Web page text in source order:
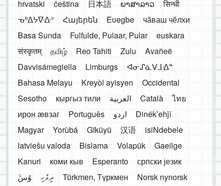
hrvatski
čeština 日本語 ພາສາລາວ
सिन्धी
ᓀᐦᐃᔭᐍᐏᐣ
Հայերեն Eʋegbe
чӑваш чӗлхи
Basa Sunda
Fulfulde, Pulaar, Pular
euskara
संस्कृतम्
தமிழ் Reo Tahiti Zulu
Avañeẽ
Davvisámegiella
Limburgs
ᐊᓂᔑᓈᐯᒧᐎᓐ
Bahasa Melayu
Kreyòl ayisyen
Occidental
Sesotho
кыргыз тили العربية Català
ไทย
ирон æвзаг
Português اردو
Dinékʼehǰí
Magyar
Yorùbá Gĩkũyũ 汉语
isiNdebele
latviešu valoda
Bislama Volapük
Gaeilge
Kanuri
коми кыв Esperanto
српски језик
َوُسَ
ދިވެހި Türkmen, Түркмен
Norsk nynorsk